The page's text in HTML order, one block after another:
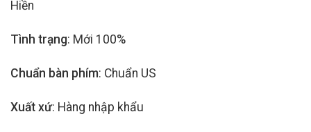
Hiền
Tình trạng: Mới 100%
Chuẩn bàn phím: Chuẩn US
Xuất xứ: Hàng nhập khẩu